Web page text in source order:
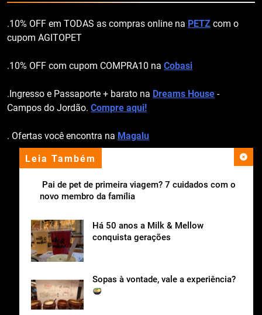
Leia Também
Pai de pet de primeira viagem? 7 cuidados com o
novo membro da família
Há 50 anos a Milk & Mellow
conquista gerações
Sopas à vontade, vale a experiência?
.10% OFF em TODAS as compras online na PETZ com o
cupom AGITOPET
.10% OFF com cupom COMPRA10 na Cobasi
.Ingresso e Passaporte + barato na Dreams House -
Campos do Jordão. Compre aqui!
. Ofertas você encontra na Magalu
apoio institucional